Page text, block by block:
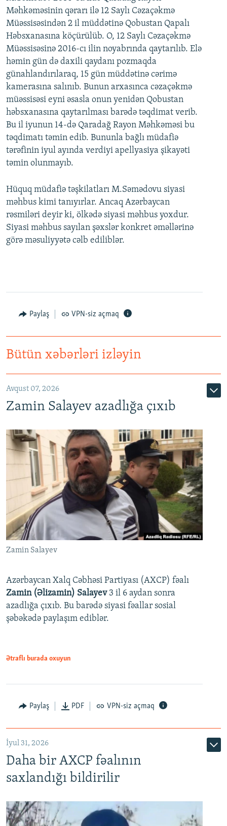
Məhkəməsinin qərarı ilə 12 Saylı Cəzaçəkmə
Müəssisəsindən 2 il müddətinə Qobustan Qapalı
Həbsxanasına köçürülüb. O, 12 Saylı Cəzaçəkmə
Müəssisəsinə 2016-cı ilin noyabrında qaytarılıb. Elə
həmin gün də daxili qaydanı pozmaqda
günahlandırılaraq, 15 gün müddətinə cərimə
kamerasına salınıb. Bunun arxasınca cəzaçəkmə
müəssisəsi eyni əsasla onun yenidən Qobustan
həbsxanasına qaytarılması barədə təqdimat verib.
Bu il iyunun 14-də Qaradağ Rayon Məhkəməsi bu
təqdimatı təmin edib. Bununla bağlı müdafiə
tərəfinin iyul ayında verdiyi apellyasiya şikayəti
təmin olunmayıb.
Hüquq müdafiə təşkilatları M.Səmədovu siyasi
məhbus kimi tanıyırlar. Ancaq Azərbaycan
rəsmiləri deyir ki, ölkədə siyasi məhbus yoxdur.
Siyasi məhbus sayılan şəxslər konkret əməllərinə
görə məsuliyyətə cəlb ediliblər.
Paylaş VPN-siz açmaq
Bütün xəbərləri izləyin
Avqust 07, 2026
Zamin Salayev azadlığa çıxıb
Zamin Salayev
Azərbaycan Xalq Cəbhəsi Partiyası (AXCP) fəalı
Zamin (Əlizamin) Salayev 3 il 6 aydan sonra
azadlığa çıxıb. Bu barədə siyasi fəallar sosial
şəbəkədə paylaşım ediblər.
Ətraflı burada oxuyun
Paylaş PDF VPN-siz açmaq
İyul 31, 2026
Daha bir AXCP fəalının
saxlandığı bildirilir